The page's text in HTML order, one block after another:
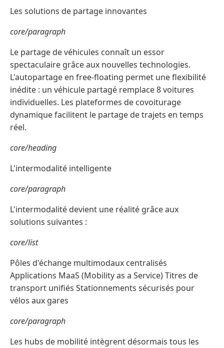
Les solutions de partage innovantes
core/paragraph
Le partage de véhicules connaît un essor
spectaculaire grâce aux nouvelles technologies.
L'autopartage en free-floating permet une flexibilité
inédite : un véhicule partagé remplace 8 voitures
individuelles. Les plateformes de covoiturage
dynamique facilitent le partage de trajets en temps
réel.
core/heading
L'intermodalité intelligente
core/paragraph
L'intermodalité devient une réalité grâce aux
solutions suivantes :
core/list
Pôles d'échange multimodaux centralisés
Applications MaaS (Mobility as a Service) Titres de
transport unifiés Stationnements sécurisés pour
vélos aux gares
core/paragraph
Les hubs de mobilité intègrent désormais tous les